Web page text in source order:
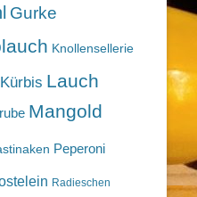
Gurke
Knollensellerie
Kürbis Lauch
Mangold
Peperoni
Radieschen